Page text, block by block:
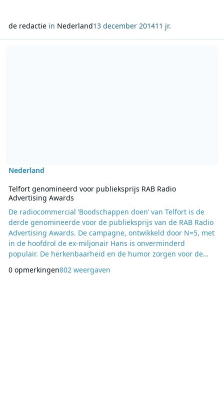
de redactiein Nederland13 december 201411 jr.
Nederland
Telfort genomineerd voor publieksprijs RAB Radio
Advertising Awards
De radiocommercial ‘Boodschappen doen’ van Telfort is de
derde genomineerde voor de publieksprijs van de RAB Radio
Advertising Awards. De campagne, ontwikkeld door N=5, met
in de hoofdrol de ex-miljonair Hans is onverminderd
populair. De herkenbaarheid en de humor zorgen voor de
Radler en Fiat 500 Cult zijn de andere genomineerden tot nu
0 opmerkingen802 weergaven